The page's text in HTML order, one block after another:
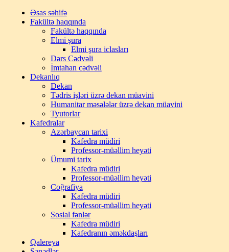
Əsas səhifə
Fakültə haqqında
Fakültə haqqında
Elmi şura
Elmi şura iclasları
Dərs Cədvəli
İmtahan cədvəli
Dekanlıq
Dekan
Tədris işləri üzrə dekan müavini
Humanitar məsələlər üzrə dekan müavini
Tyutorlar
Kafedralar
Azərbaycan tarixi
Kafedra müdiri
Professor-müəllim heyəti
Ümumi tarix
Kafedra müdiri
Professor-müəllim heyəti
Coğrafiya
Kafedra müdiri
Professor-müəllim heyəti
Sosial fənlər
Kafedra müdiri
Kafedranın əməkdaşları
Qalereya